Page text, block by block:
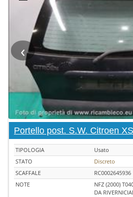
‹
Portello post. S.W. Citroen
TIPOLOGIA
Usato
STATO
Discreto
SCAFFALE
RC0002645936
NOTE
NFZ (2000)
DA